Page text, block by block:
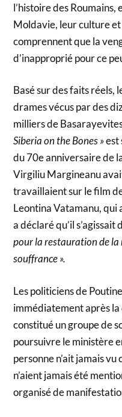
l’histoire des
Moldavie, leur culture
comprennent que la
d’inapproprié pour ce
Basé sur des faits réels,
drames vécus par des
milliers de
Siberia on the Bones »est
du 70e anniversaire de
Virgiliu Margineanu
travaillaient sur le film
Leontina Vatamanu, qui
a déclaré qu’il s’agissait
pour la restauration de la
souffrance ».
Les politiciens de
immédiatement après
constitué un groupe de
poursuivre le ministère
personne n’ait jamais
n’aient jamais été
organisé de